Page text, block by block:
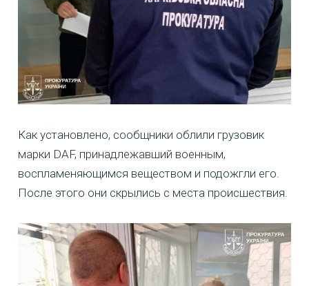
Как установлено, сообщники облили грузовик
марки DAF, принадлежавший военным,
воспламеняющимся веществом и подожгли его.
После этого они скрылись с места происшествия.